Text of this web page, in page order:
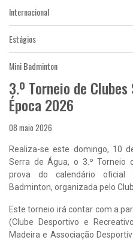
Internacional
Estágios
Mini Badminton
3.º Torneio de
Época 2026
08 maio 2026
Realiza-se este domingo, 10
Serra de Água, o 3.º Torneio
prova do calendário oficial
Badminton, organizada pelo
Este torneio irá contar com a
(Clube Desportivo e
Madeira e Associação